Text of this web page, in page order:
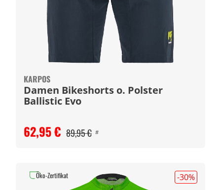
KARPOS
Damen Bikeshorts o. Polster
Ballistic Evo
62,95 € 89,95 € #
-30%
Öko-Zertifikat